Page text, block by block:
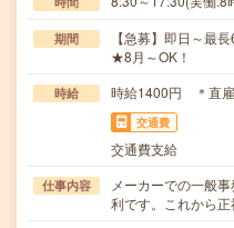
期間
【急募】即日～最
★8月～OK！
時給 時給1400円 ＊直
交通費
交通費支給
仕事内容
メーカーでの一般
利です。これから